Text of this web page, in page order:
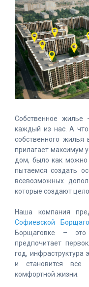
Собственное
каждый из нас. А
собственного
прилагает максимум
дом, было как можно
пытаемся создать
всевозможных
которые создают
Наша компания
Софиевской
Борщаговке –
предпочитает
год, инфраструктура
и становится
комфортной жизни.